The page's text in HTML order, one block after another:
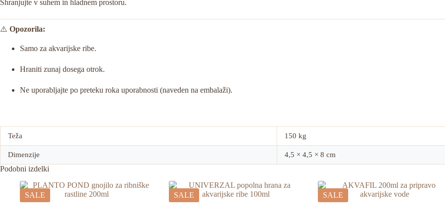
Shranjujte v suhem in hladnem prostoru.
⚠️ Opozorila:
Samo za akvarijske ribe.
Hraniti zunaj dosega otrok.
Ne uporabljajte po preteku roka uporabnosti (naveden na embalaži).
Teža 150 kg
Dimenzije 4,5 × 4,5 × 8 cm
Podobni izdelki
SALE SALE SALE